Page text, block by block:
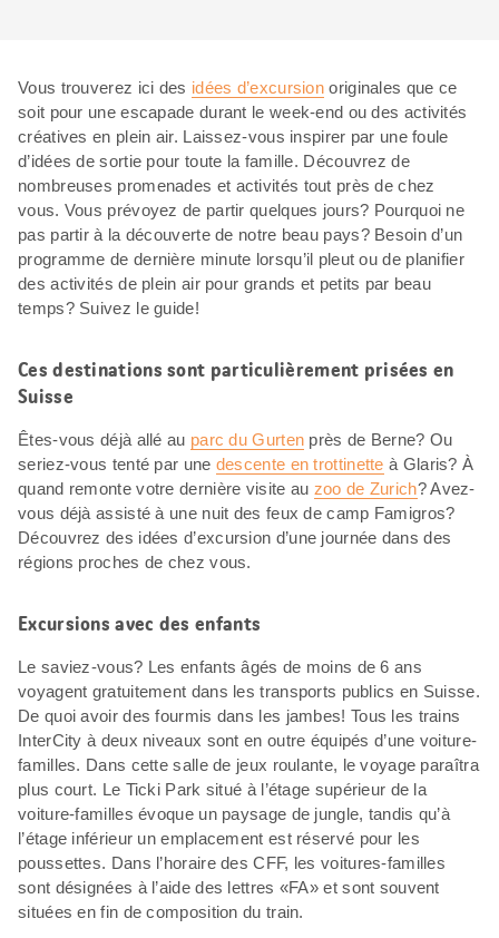
Vous trouverez ici des idées d’excursion originales que ce
soit pour une escapade durant le week-end ou des activités
créatives en plein air. Laissez-vous inspirer par une foule
d’idées de sortie pour toute la famille. Découvrez de
nombreuses promenades et activités tout près de chez
vous. Vous prévoyez de partir quelques jours? Pourquoi ne
pas partir à la découverte de notre beau pays? Besoin d’un
programme de dernière minute lorsqu’il pleut ou de planifier
des activités de plein air pour grands et petits par beau
temps? Suivez le guide!
Ces destinations sont particulièrement prisées en
Suisse
Êtes-vous déjà allé au parc du Gurten près de Berne? Ou
seriez-vous tenté par une descente en trottinette à Glaris? À
quand remonte votre dernière visite au zoo de Zurich? Avez-
vous déjà assisté à une nuit des feux de camp Famigros?
Découvrez des idées d’excursion d’une journée dans des
régions proches de chez vous.
Excursions avec des enfants
Le saviez-vous? Les enfants âgés de moins de 6 ans
voyagent gratuitement dans les transports publics en Suisse.
De quoi avoir des fourmis dans les jambes! Tous les trains
InterCity à deux niveaux sont en outre équipés d’une voiture-
familles. Dans cette salle de jeux roulante, le voyage paraîtra
plus court. Le Ticki Park situé à l’étage supérieur de la
voiture-familles évoque un paysage de jungle, tandis qu’à
l’étage inférieur un emplacement est réservé pour les
poussettes. Dans l’horaire des CFF, les voitures-familles
sont désignées à l’aide des lettres «FA» et sont souvent
situées en fin de composition du train.